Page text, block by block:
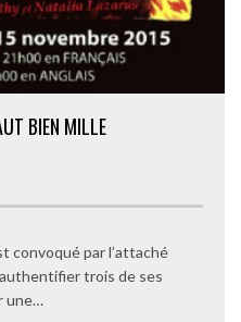
BIEN MILLE
convoqué par l’attaché
trois de ses
une…